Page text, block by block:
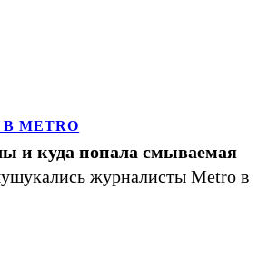
METRO
и куда попала смываемая
журналисты Metro в